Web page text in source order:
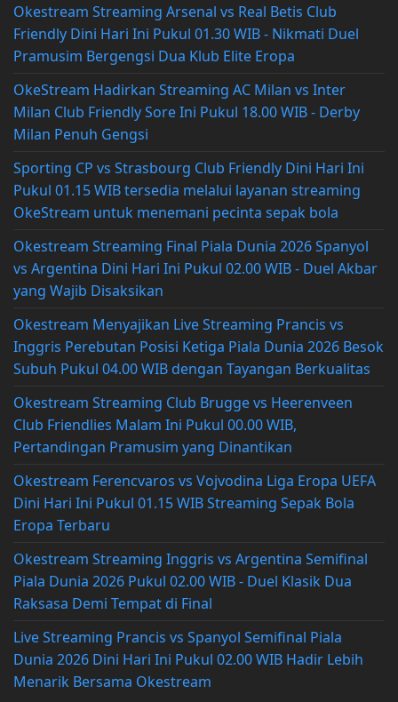
Okestream Streaming Arsenal vs Real Betis Club
Friendly Dini Hari Ini Pukul 01.30 WIB - Nikmati Duel
Pramusim Bergengsi Dua Klub Elite Eropa
OkeStream Hadirkan Streaming AC Milan vs Inter
Milan Club Friendly Sore Ini Pukul 18.00 WIB - Derby
Milan Penuh Gengsi
Sporting CP vs Strasbourg Club Friendly Dini Hari Ini
Pukul 01.15 WIB tersedia melalui layanan streaming
OkeStream untuk menemani pecinta sepak bola
Okestream Streaming Final Piala Dunia 2026 Spanyol
vs Argentina Dini Hari Ini Pukul 02.00 WIB - Duel Akbar
yang Wajib Disaksikan
Okestream Menyajikan Live Streaming Prancis vs
Inggris Perebutan Posisi Ketiga Piala Dunia 2026 Besok
Subuh Pukul 04.00 WIB dengan Tayangan Berkualitas
Okestream Streaming Club Brugge vs Heerenveen
Club Friendlies Malam Ini Pukul 00.00 WIB,
Pertandingan Pramusim yang Dinantikan
Okestream Ferencvaros vs Vojvodina Liga Eropa UEFA
Dini Hari Ini Pukul 01.15 WIB Streaming Sepak Bola
Eropa Terbaru
Okestream Streaming Inggris vs Argentina Semifinal
Piala Dunia 2026 Pukul 02.00 WIB - Duel Klasik Dua
Raksasa Demi Tempat di Final
Live Streaming Prancis vs Spanyol Semifinal Piala
Dunia 2026 Dini Hari Ini Pukul 02.00 WIB Hadir Lebih
Menarik Bersama Okestream